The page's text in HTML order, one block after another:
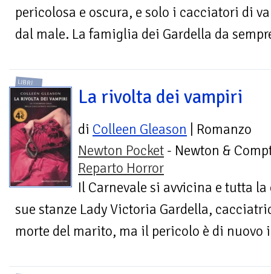
pericolosa e oscura, e solo i cacciatori di
dal male. La famiglia dei Gardella da
LIBRI
La rivolta dei vampiri
di Colleen Gleason | Romanzo
Newton Pocket - Newton &
Reparto Horror
Il Carnevale si avvicina e tutta
sue stanze Lady Victoria Gardella,
morte del marito, ma il pericolo è di nuovo